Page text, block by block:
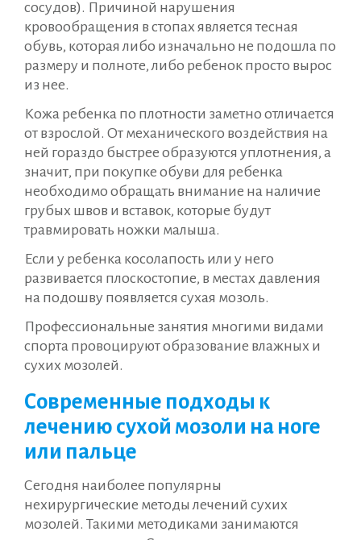
сосудов). Причиной нарушения
кровообращения в стопах является тесная
обувь, которая либо изначально не подошла по
размеру и полноте, либо ребенок просто вырос
из нее.
Кожа ребенка по плотности заметно отличается
от взрослой. От механического воздействия на
ней гораздо быстрее образуются уплотнения, а
значит, при покупке обуви для ребенка
необходимо обращать внимание на наличие
грубых швов и вставок, которые будут
травмировать ножки малыша.
Если у ребенка косолапость или у него
развивается плоскостопие, в местах давления
на подошву появляется сухая мозоль.
Профессиональные занятия многими видами
спорта провоцируют образование влажных и
сухих мозолей.
Современные подходы к
лечению сухой мозоли на ноге
или пальце
Сегодня наиболее популярны
нехирургические методы лечений сухих
мозолей. Такими методиками занимаются